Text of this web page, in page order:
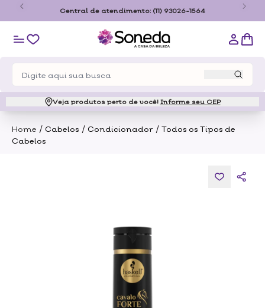
Central de atendimento: (11) 93026-1564
Veja produtos perto de você! Informe seu CEP
Home / Cabelos / Condicionador / Todos os Tipos de
Cabelos